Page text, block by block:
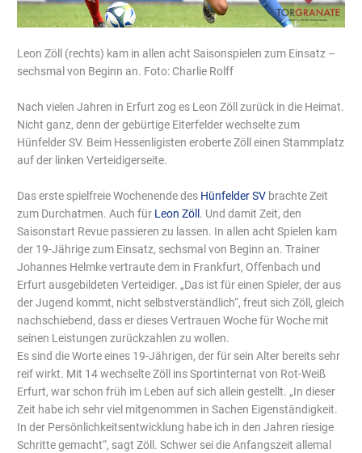
Leon Zöll (rechts) kam in allen acht Saisonspielen zum Einsatz –
sechsmal von Beginn an. Foto: Charlie Rolff
Nach vielen Jahren in Erfurt zog es Leon Zöll zurück in die Heimat.
Nicht ganz, denn der gebürtige Eiterfelder wechselte zum
Hünfelder SV. Beim Hessenligisten eroberte Zöll einen Stammplatz
auf der linken Verteidigerseite.
Das erste spielfreie Wochenende des Hünfelder SV brachte Zeit
zum Durchatmen. Auch für Leon Zöll . Und damit Zeit, den
Saisonstart Revue passieren zu lassen. In allen acht Spielen kam
der 19-Jährige zum Einsatz, sechsmal von Beginn an. Trainer
Johannes Helmke vertraute dem in Frankfurt, Offenbach und
Erfurt ausgebildeten Verteidiger. „Das ist für einen Spieler, der aus
der Jugend kommt, nicht selbstverständlich“, freut sich Zöll, gleich
nachschiebend, dass er dieses Vertrauen Woche für Woche mit
seinen Leistungen zurückzahlen zu wollen.
Es sind die Worte eines 19-Jährigen, der für sein Alter bereits sehr
reif wirkt. Mit 14 wechselte Zöll ins Sportinternat von Rot-Weiß
Erfurt, war schon früh im Leben auf sich allein gestellt. „In dieser
Zeit habe ich sehr viel mitgenommen in Sachen Eigenständigkeit.
In der Persönlichkeitsentwicklung habe ich in den Jahren riesige
Schritte gemacht“, sagt Zöll. Schwer sei die Anfangszeit allemal